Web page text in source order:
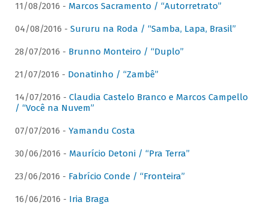
11/08/2016 - Marcos Sacramento / “Autorretrato”
04/08/2016 - Sururu na Roda / “Samba, Lapa, Brasil”
28/07/2016 - Brunno Monteiro / “Duplo”
21/07/2016 - Donatinho / “Zambê”
14/07/2016 - Claudia Castelo Branco e Marcos Campello
/ “Você na Nuvem”
07/07/2016 - Yamandu Costa
30/06/2016 - Maurício Detoni / “Pra Terra”
23/06/2016 - Fabrício Conde / “Fronteira”
16/06/2016 - Iria Braga